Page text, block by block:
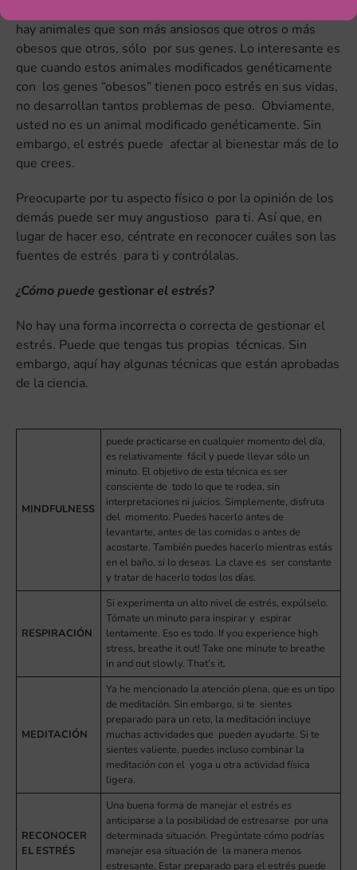
hay animales que son más ansiosos que otros o más
obesos que otros, sólo por sus genes. Lo interesante es
que cuando estos animales modificados genéticamente
con los genes “obesos” tienen poco estrés en sus vidas,
no desarrollan tantos problemas de peso. Obviamente,
usted no es un animal modificado genéticamente. Sin
embargo, el estrés puede afectar al bienestar más de lo
que crees.
Preocuparte por tu aspecto físico o por la opinión de los
demás puede ser muy angustioso para ti. Así que, en
lugar de hacer eso, céntrate en reconocer cuáles son las
fuentes de estrés para ti y contrólalas.
¿Cómo puede gestionar el estrés?
No hay una forma incorrecta o correcta de gestionar el
estrés. Puede que tengas tus propias técnicas. Sin
embargo, aquí hay algunas técnicas que están aprobadas
de la ciencia.
MINDFULNESS
puede practicarse en cualquier momento del día,
es relativamente fácil y puede llevar sólo un
minuto. El objetivo de esta técnica es ser
consciente de todo lo que te rodea, sin
interpretaciones ni juicios. Simplemente, disfruta
del momento. Puedes hacerlo antes de
levantarte, antes de las comidas o antes de
acostarte. También puedes hacerlo mientras estás
en el baño, si lo deseas. La clave es ser constante
y tratar de hacerlo todos los días.
RESPIRACIÓN
Si experimenta un alto nivel de estrés, expúlselo.
Tómate un minuto para inspirar y espirar
lentamente. Eso es todo. If you experience high
stress, breathe it out! Take one minute to breathe
in and out slowly. That’s it.
MEDITACIÓN
Ya he mencionado la atención plena, que es un tipo
de meditación. Sin embargo, si te sientes
preparado para un reto, la meditación incluye
muchas actividades que pueden ayudarte. Si te
sientes valiente, puedes incluso combinar la
meditación con el yoga u otra actividad física
ligera.
RECONOCER
EL ESTRÉS
Una buena forma de manejar el estrés es
anticiparse a la posibilidad de estresarse por una
determinada situación. Pregúntate cómo podrías
manejar esa situación de la manera menos
estresante. Estar preparado para el estrés puede